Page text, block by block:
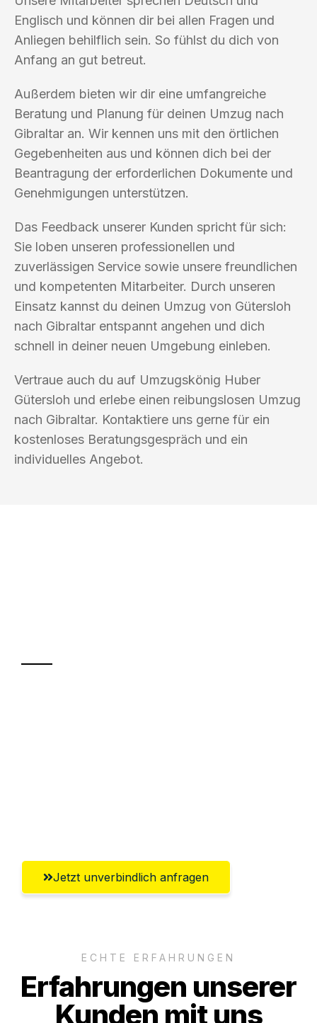
Englisch und können dir bei allen Fragen und
Anliegen behilflich sein. So fühlst du dich von
Anfang an gut betreut.
Außerdem bieten wir dir eine umfangreiche
Beratung und Planung für deinen Umzug nach
Gibraltar an. Wir kennen uns mit den örtlichen
Gegebenheiten aus und können dich bei der
Beantragung der erforderlichen Dokumente und
Genehmigungen unterstützen.
Das Feedback unserer Kunden spricht für sich:
Sie loben unseren professionellen und
zuverlässigen Service sowie unsere freundlichen
und kompetenten Mitarbeiter. Durch unseren
Einsatz kannst du deinen Umzug von Gütersloh
nach Gibraltar entspannt angehen und dich
schnell in deiner neuen Umgebung einleben.
Vertraue auch du auf Umzugskönig Huber
Gütersloh und erlebe einen reibungslosen Umzug
nach Gibraltar. Kontaktiere uns gerne für ein
kostenloses Beratungsgespräch und ein
individuelles Angebot.
Jetzt unverbindlich anfragen
ECHTE ERFAHRUNGEN
Erfahrungen unserer
Kunden mit uns